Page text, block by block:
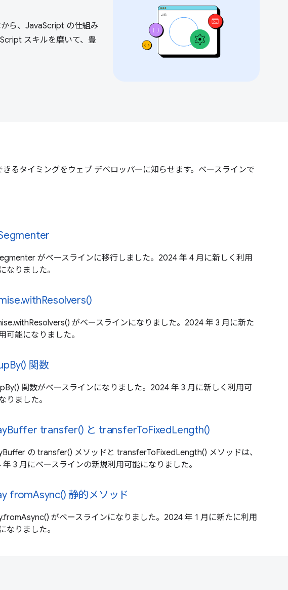
ら、JavaScript の仕組み
スキルを磨いて、豊
るタイミングをウェブ デベロッパーに知らせます。ベースラインで
がベースラインに移行しました。2024 年 4 月に新しく利用
なりました。
がベースラインになりました。2024 年 3 月に新た
可能になりました。
関数
関数がベースラインになりました。2024 年 3 月に新しく利用可
りました。
transfer() と transferToFixedLength()
の transfer() メソッドと transferToFixedLength() メソッドは、
年 3 月にベースラインの新規利用可能になりました。
fromAsync() 静的メソッド
がベースラインになりました。2024 年 1 月に新たに利用
なりました。